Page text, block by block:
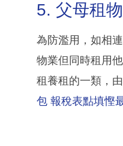
5. 父母租
為防濫用，如相
物業但同時租用
租養租的一類，
包 報稅表點填慳